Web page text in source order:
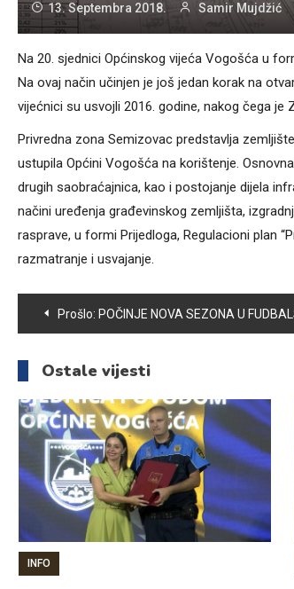
13. Septembra 2018. Samir Mujdžić
Na 20. sjednici Općinskog vijeća Vogošća u
Na ovaj način učinjen je još jedan korak na
vijećnici su usvojli 2016. godine, nakog čega
Privredna zona Semizovac predstavlja
ustupila Općini Vogošća na korištenje.
drugih saobraćajnica, kao i postojanje dijela
načini uređenja građevinskog zemljišta,
rasprave, u formi Prijedloga, Regulacioni plan
razmatranje i usvajanje.
Navigacija
članaka
Prošlo: POČINJE NOVA SEZONA U
Ostale vijesti
INFO